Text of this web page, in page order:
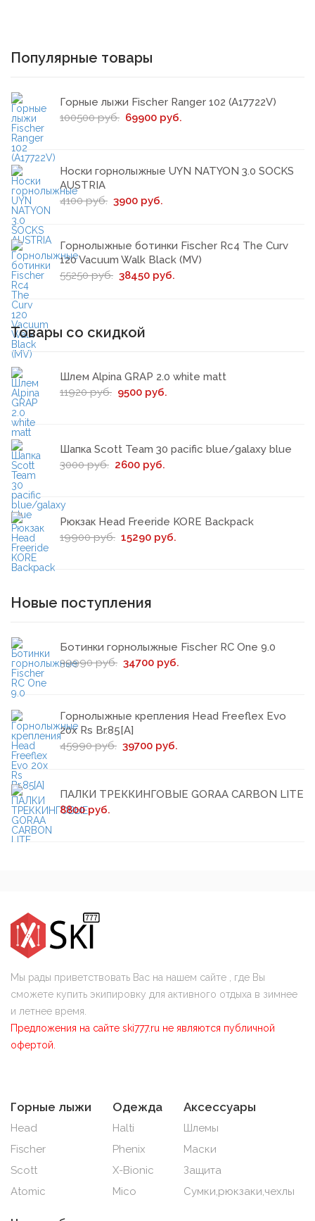
Популярные товары
Горные лыжи Fischer Ranger 102 (A17722V)
100500 руб. 69900 руб.
Носки горнолыжные UYN NATYON 3.0 SOCKS
AUSTRIA
4100 руб. 3900 руб.
Горнолыжные ботинки Fischer Rc4 The Curv
120 Vacuum Walk Black (MV)
55250 руб. 38450 руб.
Товары со скидкой
Шлем Alpina GRAP 2.0 white matt
11920 руб. 9500 руб.
Шапка Scott Team 30 pacific blue/galaxy blue
3000 руб. 2600 руб.
Рюкзак Head Freeride KORE Backpack
19900 руб. 15290 руб.
Новые поступления
Ботинки горнолыжные Fischer RC One 9.0
39990 руб. 34700 руб.
Горнолыжные крепления Head Freeflex Evo
20x Rs Br.85[A]
45990 руб. 39700 руб.
ПАЛКИ ТРЕККИНГОВЫЕ GORАА CARBON LITE
8800 руб.
Мы рады приветствовать Вас на нашем сайте , где Вы
сможете купить экипировку для активного отдыха в зимнее
и летнее время.
Предложения на сайте ski777.ru не являются публичной
офертой.
Горные лыжи
Head
Fischer
Scott
Atomic
Одежда
Halti
Phenix
X-Bionic
Mico
Аксессуары
Шлемы
Маски
Защита
Сумки,рюкзаки,чехлы